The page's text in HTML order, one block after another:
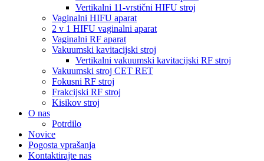
Vertikalni 11-vrstični HIFU stroj
Vaginalni HIFU aparat
2 v 1 HIFU vaginalni aparat
Vaginalni RF aparat
Vakuumski kavitacijski stroj
Vertikalni vakuumski kavitacijski RF stroj
Vakuumski stroj CET RET
Fokusni RF stroj
Frakcijski RF stroj
Kisikov stroj
O nas
Potrdilo
Novice
Pogosta vprašanja
Kontaktirajte nas